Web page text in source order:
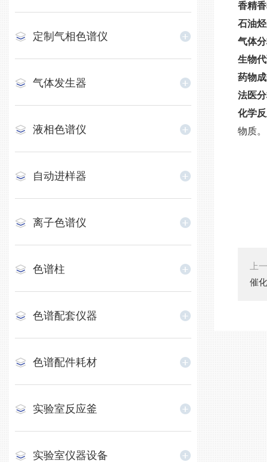
定制气相色谱仪
气体发生器
液相色谱仪
自动进样器
离子色谱仪
色谱柱
色谱配套仪器
色谱配件耗材
实验室反应釜
实验室仪器设备
香精
石油
气体
生物
药物
法医
化学
物质。
上
催